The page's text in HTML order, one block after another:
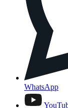
WhatsApp